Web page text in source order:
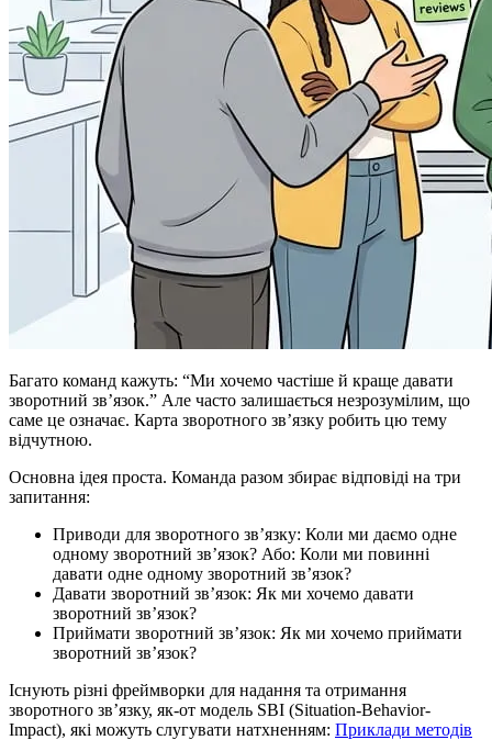
Багато команд кажуть: “Ми хочемо частіше й краще давати
зворотний зв’язок.” Але часто залишається незрозумілим, що
саме це означає. Карта зворотного зв’язку робить цю тему
відчутною.
Основна ідея проста. Команда разом збирає відповіді на три
запитання:
Приводи для зворотного зв’язку: Коли ми даємо одне
одному зворотний зв’язок? Або: Коли ми повинні
давати одне одному зворотний зв’язок?
Давати зворотний зв’язок: Як ми хочемо давати
зворотний зв’язок?
Приймати зворотний зв’язок: Як ми хочемо приймати
зворотний зв’язок?
Існують різні фреймворки для надання та отримання
зворотного зв’язку, як-от модель SBI (Situation-Behavior-
Impact), які можуть слугувати натхненням: Приклади методів